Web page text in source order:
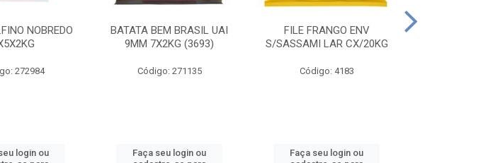
NOBREDO
272984
login ou
BATATA BEM BRASIL UAI
9MM 7X2KG (3693)
Código: 271135
Faça seu login ou
FILE FRANGO ENV
S/SASSAMI LAR CX/20KG
Código: 4183
Faça seu login ou